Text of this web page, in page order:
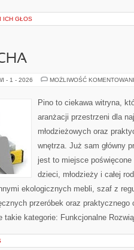
ICH GŁOS
- 1 - 2026 MOŻLIWOŚĆ
Pino to ciekawa witryna,
aranżacji przestrzeni dla
młodzieżowych oraz
wnętrza. Już sam główny
jest to miejsce
dzieci, młodzieży i całej
ekologicznych mebli, szaf z
przeróbek oraz
takie kategorie: Funkcjonalne